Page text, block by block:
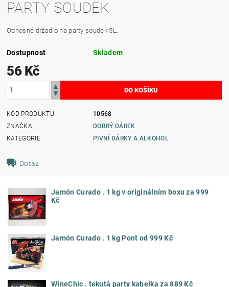
PARTY SOUDEK
Odnosné držadlo na party soudek 5L.
Dostupnost Skladem
56 Kč
KÓD PRODUKTU
10568
ZNAČKA
DOBRÝ DÁREK
KATEGORIE
PIVNÍ DÁRKY A ALKOHOL
Dotaz
Jamón Curado . 1 kg v originálním boxu za 999
Kč
Jamón Curado . 1 kg Pont od 999 Kč
WineChic . tekutá party kabelka za 889 Kč